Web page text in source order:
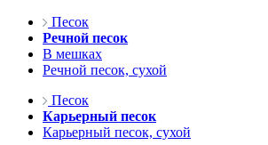
Песок
Речной песок
В мешках
Речной песок, сухой
Песок
Карьерный песок
Карьерный песок, сухой